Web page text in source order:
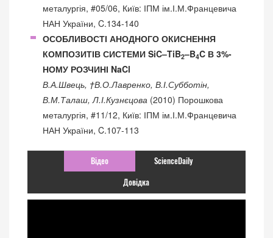
металургія, #05/06, Київ: ІПМ ім.І.М.Францевича
НАН України, C.134-140
ОСОБЛИВОСТІ АНОДНОГО ОКИСНЕННЯ
КОМПОЗИТІВ СИСТЕМИ SiC–TiB2–B4C В 3%-
НОМУ РОЗЧИНІ NaCl
В.А.Швець, †В.О.Лавренко, В.І.Субботін,
В.М.Талаш, Л.І.Кузнєцова (2010) Порошкова
металургія, #11/12, Київ: ІПМ ім.І.М.Францевича
НАН України, C.107-113
Відео ScienceDaily
Довідка